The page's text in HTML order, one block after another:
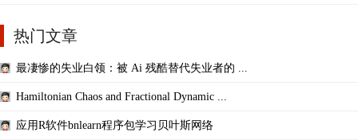
热门文章
最凄惨的失业白领：被 Ai 残酷替代失业者的 ...
Hamiltonian Chaos and Fractional Dynamic ...
应用R软件bnlearn程序包学习贝叶斯网络